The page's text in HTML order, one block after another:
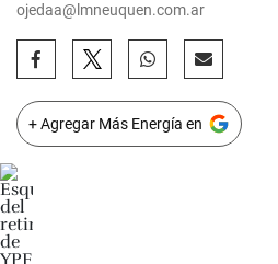
ojedaa@lmneuquen.com.ar
+ Agregar Más Energía en